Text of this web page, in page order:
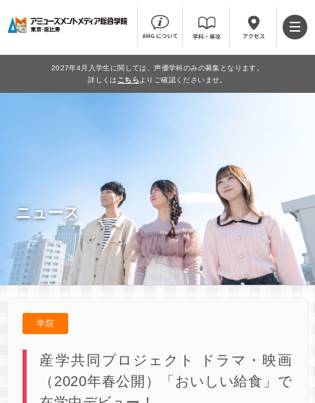
2027年4月入学生に関しては、声優学科のみの募集となります。
詳しくは こちら よりご確認くださいませ。
ニュース
学院
産学共同プロジェクト ドラマ・映画
（2020年春公開）「おいしい給食」で